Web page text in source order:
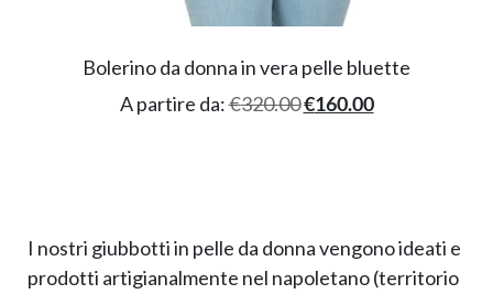
Bolerino da donna in vera pelle bluette
A partire da:€320.00€160.00
I nostri giubbotti in pelle da donna vengono ideati e
prodotti artigianalmente nel napoletano (territorio